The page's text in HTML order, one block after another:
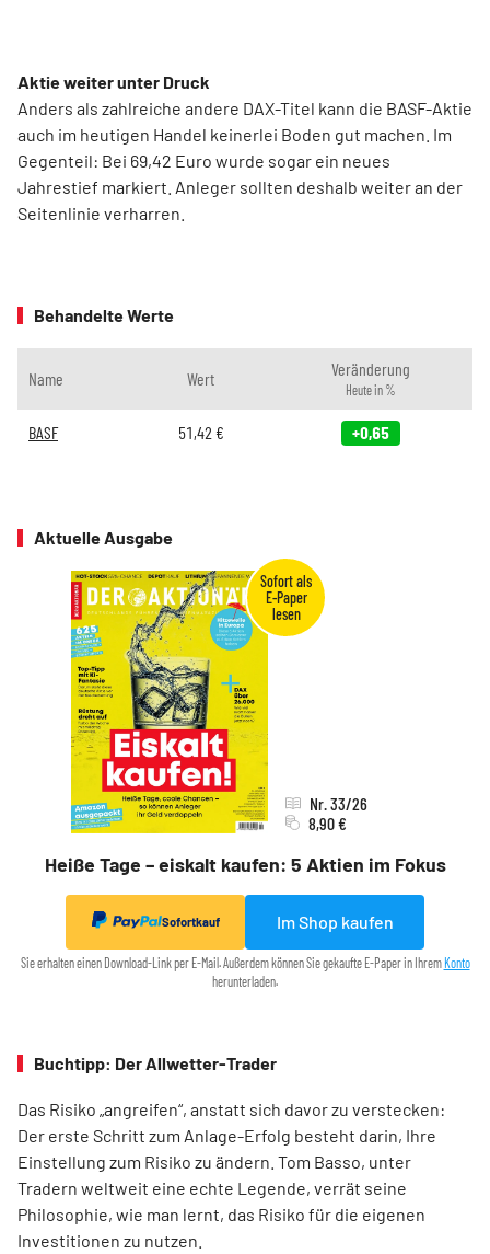
Aktie weiter unter Druck
Anders als zahlreiche andere DAX-Titel kann die BASF-Aktie
auch im heutigen Handel keinerlei Boden gut machen. Im
Gegenteil: Bei 69,42 Euro wurde sogar ein neues
Jahrestief markiert. Anleger sollten deshalb weiter an der
Seitenlinie verharren.
Behandelte Werte
Name Wert Veränderung
Heute in %
BASF 51,42 € +0,65
Aktuelle Ausgabe
Heiße Tage – eiskalt kaufen: 5 Aktien im Fokus
Nr. 33/26
8,90 €
Sofortkauf Im Shop kaufen
Sie erhalten einen Download-Link per E-Mail. Außerdem können Sie gekaufte E-Paper in IhremKonto
herunterladen.
Buchtipp: Der Allwetter-Trader
Das Risiko „angreifen“, anstatt sich davor zu verstecken:
Der erste Schritt zum Anlage-Erfolg besteht darin, Ihre
Einstellung zum Risiko zu ändern. Tom Basso, unter
Tradern weltweit eine echte Legende, verrät seine
Philosophie, wie man lernt, das Risiko für die eigenen
Investitionen zu nutzen.